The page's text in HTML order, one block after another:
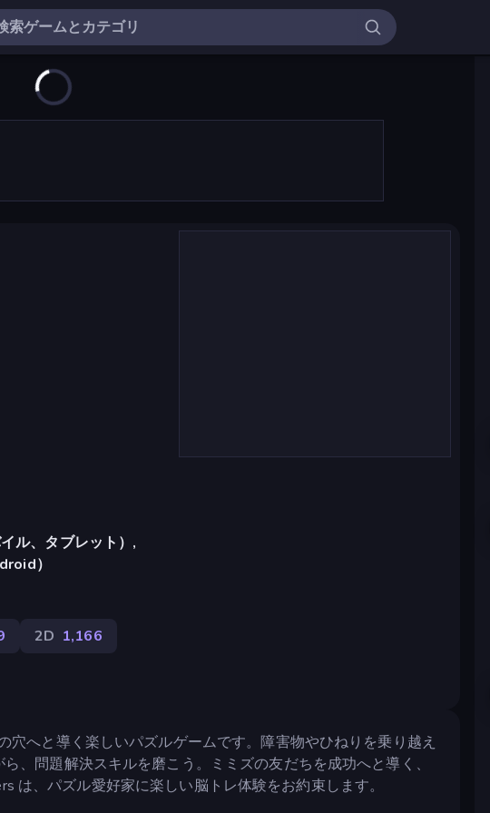
ル、タブレット）,
）
2D 1,166
へと導く楽しいパズルゲームです。障害物やひねりを乗り越え
、問題解決スキルを磨こう。ミミズの友だちを成功へと導く、
は、パズル愛好家に楽しい脳トレ体験をお約束します。